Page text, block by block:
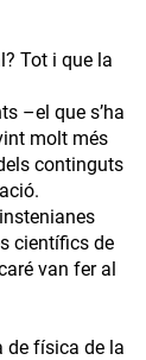
Tot i que la
–el que s’ha
molt més
continguts
científics de
van fer al
de física de la